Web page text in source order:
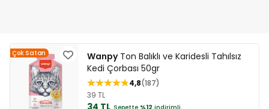
Çok Satan WanpyTon Balıklı ve Karidesli Tahılsız
Kedi Çorbası 50gr
4,8 187
39 TL
34 TL Sepette %12 indirimli